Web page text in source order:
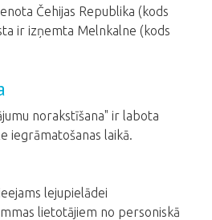
Čehijas Republika (kods
ir izņemta Melnkalne (kods
norakstīšana" ir labota
iegrāmatošanas laikā.
lejupielādei
lietotājiem no personiskā